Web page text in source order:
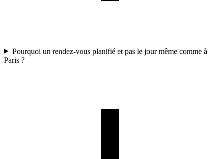
Pourquoi un rendez-vous planifié et pas le jour même comme à
Paris ?